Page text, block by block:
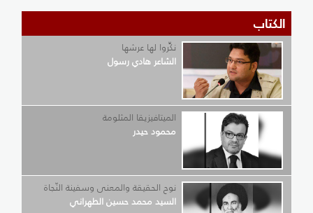
الكتاب
نكِّروا لها عرشها
الشاعر هادي رسول
الميتافيزيقا المثلومة
محمود حيدر
نوح الحقيقة والمعنى وسفينة النّجاة
السيد محمد حسين الطهراني